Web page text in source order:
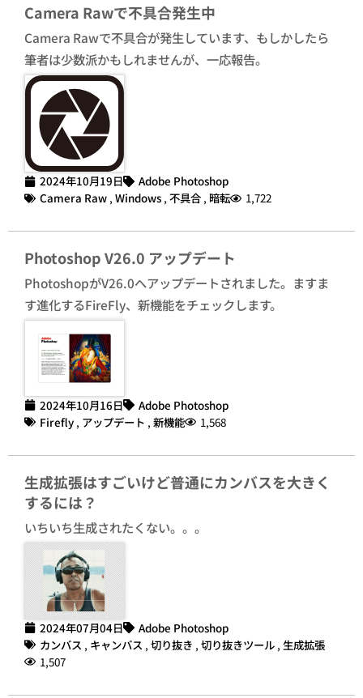
Camera Rawで不具合発生中
Camera Rawで不具合が発生しています、もしかしたら
筆者は少数派かもしれませんが、一応報告。
2024年10月19日
Adobe Photoshop
Camera Raw , Windows , 不具合 , 暗転 1,722
Photoshop V26.0 アップデート
PhotoshopがV26.0へアップデートされました。ますま
す進化するFireFly、新機能をチェックします。
2024年10月16日
Adobe Photoshop
Firefly , アップデート , 新機能 1,568
生成拡張はすごいけど普通にカンバスを大きく
するには？
いちいち生成されたくない。。。
2024年07月04日
Adobe Photoshop
カンバス , キャンバス , 切り抜き , 切り抜きツール , 生成拡張
1,507